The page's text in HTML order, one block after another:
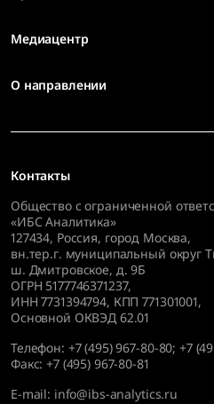
Контакты
Общество с ограниченной
«ИБС Аналитика»
127434, Россия, город Москва,
вн.тер.г. муниципальный округ
ш. Дмитровское, д. 9Б
ОГРН 5177746371237,
ИНН 7731394794, КПП 771301001,
Основной ОКВЭД 62.01
Телефон: +7 (495) 967-80-80; +7
Факс:+7 (495) 967-80-81
E-mail: info@ibs-analytics.ru
Медиацентр
О направлении